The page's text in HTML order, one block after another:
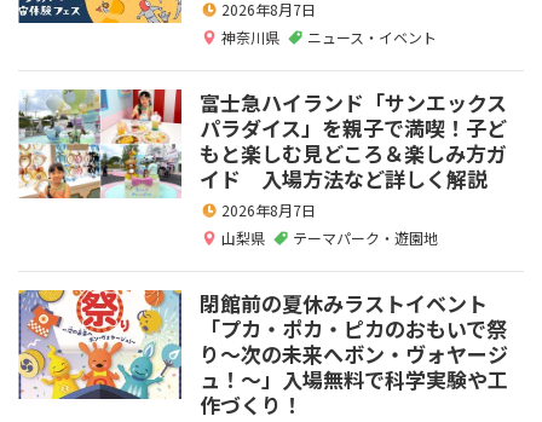
2026年8月7日
神奈川県
ニュース・イベント
富士急ハイランド「サンエックス
パラダイス」を親子で満喫！子ど
もと楽しむ見どころ＆楽しみ方ガ
イド 入場方法など詳しく解説
2026年8月7日
山梨県
テーマパーク・遊園地
閉館前の夏休みラストイベント
「プカ・ポカ・ピカのおもいで祭
り～次の未来へボン・ヴォヤージ
ュ！～」入場無料で科学実験や工
作づくり！